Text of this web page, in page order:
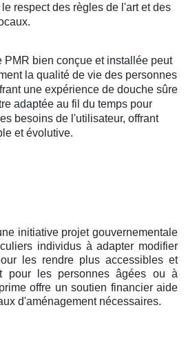
respect des règles de l'art et des
PMR bien conçue et installée peut
la qualité de vie des personnes
une expérience de douche sûre
adaptée au fil du temps pour
besoins de l'utilisateur, offrant
et évolutive.
initiative projet gouvernementale
individus à adapter modifier
les rendre plus accessibles et
pour les personnes âgées ou à
offre un soutien financier aide
d'aménagement nécessaires.